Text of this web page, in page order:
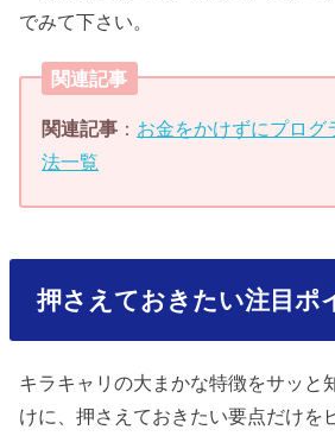
でみて下さい。
関連記事
関連記事 ： お金をかけずにプログ
法一覧
押さえておきたい注目ポ
キラキャリの大まかな特徴をサッと
けに、押さえておきたい要点だけを